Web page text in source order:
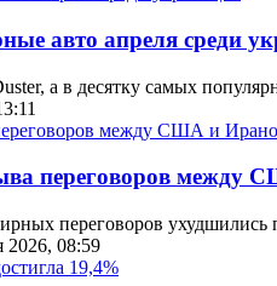
авто апреля среди
а в десятку самых
переговоров между
переговоров ухудшились
2026, 08:59